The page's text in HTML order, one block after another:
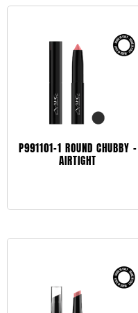
P991101-1 ROUND CHUBBY –
AIRTIGHT